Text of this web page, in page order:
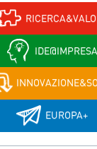
IDE@IMPRESA
EUROPA+